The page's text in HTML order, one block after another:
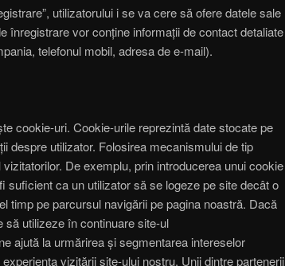
utilizatorului i se va cere să ofere datele sale
înregistrare vor conține informații de contact detaliate
telefonul mobil, adresa de e-mail).
cookie-uri. Cookie-urile reprezintă date stocate pe
despre utilizator. Folosirea mecanismului de tip
De exemplu, prin introducerea unui cookie
suficient ca un utilizator să se logeze pe site decât o
timp pe parcursul navigării pe pagina noastră. Dacă
să utilizeze în continuare site-ul
ajută la urmărirea și segmentarea intereselor
vizitării site-ului nostru. Unii dintre partenerii